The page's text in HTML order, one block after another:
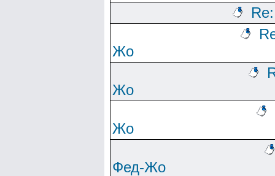
Жо
Жо
Жо
Фед-Жо